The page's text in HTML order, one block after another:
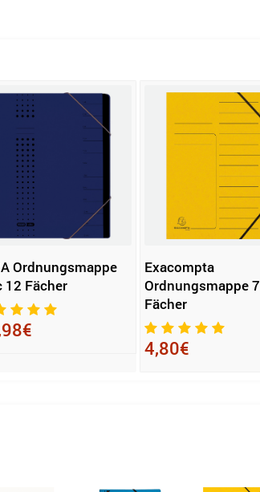
Ordnungsmappe
12 Fächer
Exacompta
Ordnungsmappe 7
Fächer
4,80€